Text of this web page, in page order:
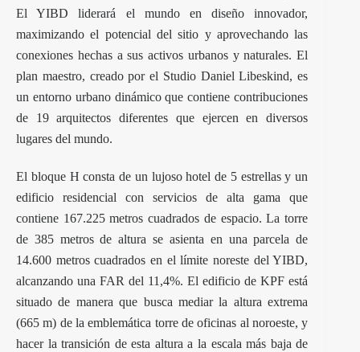
El YIBD liderará el mundo en diseño innovador,
maximizando el potencial del sitio y aprovechando las
conexiones hechas a sus activos urbanos y naturales. El
plan maestro, creado por el Studio Daniel Libeskind, es
un entorno urbano dinámico que contiene contribuciones
de 19 arquitectos diferentes que ejercen en diversos
lugares del mundo.
El bloque H consta de un lujoso hotel de 5 estrellas y un
edificio residencial con servicios de alta gama que
contiene 167.225 metros cuadrados de espacio. La torre
de 385 metros de altura se asienta en una parcela de
14.600 metros cuadrados en el límite noreste del YIBD,
alcanzando una FAR del 11,4%. El edificio de KPF está
situado de manera que busca mediar la altura extrema
(665 m) de la emblemática torre de oficinas al noroeste, y
hacer la transición de esta altura a la escala más baja de